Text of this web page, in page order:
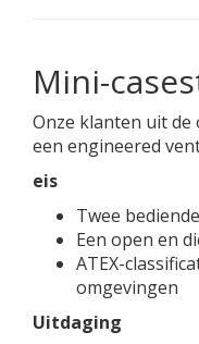
Mini-
Onze klanten uit
een engineered
eis
Twee
Een open en
ATEX-
omgevingen
Uitdaging